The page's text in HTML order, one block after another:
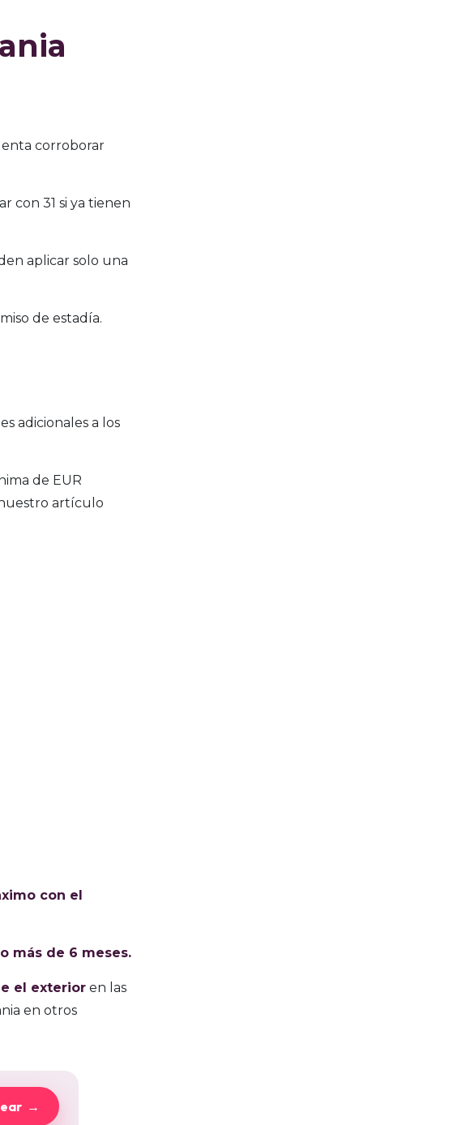
corroborar
con 31 si ya tienen
aplicar solo una
de estadía.
adicionales a los
de EUR
artículo
con el
más de 6 meses.
el exterior en las
en otros
→